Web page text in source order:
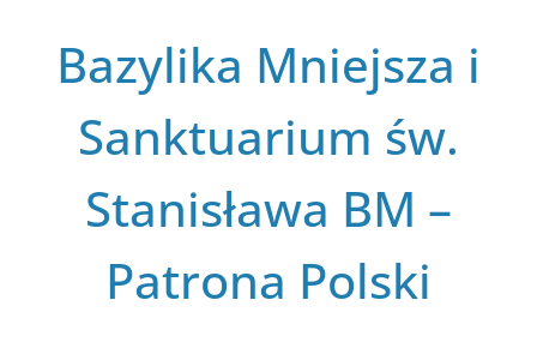
Bazylika Mniejsza i
Sanktuarium św.
Stanisława BM –
Patrona Polski